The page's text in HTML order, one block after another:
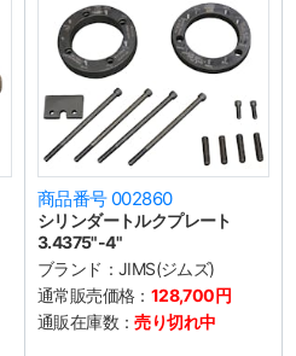
商品番号 002860
シリンダートルクプレート
3.4375"-4"
ブランド： JIMS(ジムズ)
通常販売価格： 128,700円
通販在庫数：売り切れ中